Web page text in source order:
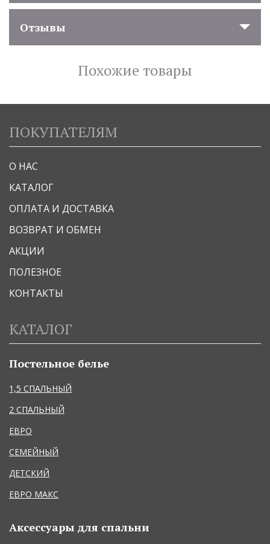
Отзывы
Похожие товары
ПОКУПАТЕЛЯМ
О НАС
КАТАЛОГ
ОПЛАТА И ДОСТАВКА
ВОЗВРАТ И ОБМЕН
АКЦИИ
ПОЛЕЗНОЕ
КОНТАКТЫ
КАТАЛОГ
Постельное белье
1,5 СПАЛЬНЫЙ
2 СПАЛЬНЫЙ
ЕВРО
СЕМЕЙНЫЙ
ДЕТСКИЙ
ЕВРО МАКС
Аксессуары для спальни